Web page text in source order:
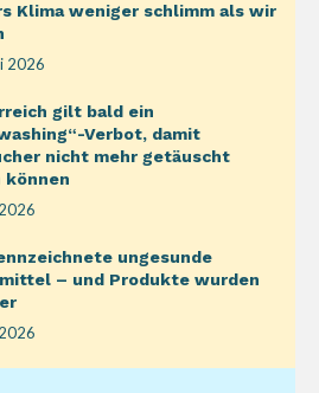
Klima weniger schlimm als wir
2026
gilt bald ein
Verbot, damit
nicht mehr getäuscht
können
ungesunde
– und Produkte wurden